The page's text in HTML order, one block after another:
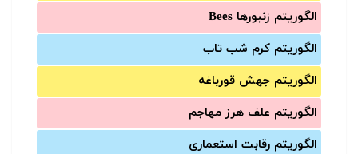
الگوریتم زنبورها Bees
الگوریتم کرم شب تاب
الگوریتم جهش قورباغه
الگوریتم علف هرز مهاجم
الگوریتم رقابت استعماری